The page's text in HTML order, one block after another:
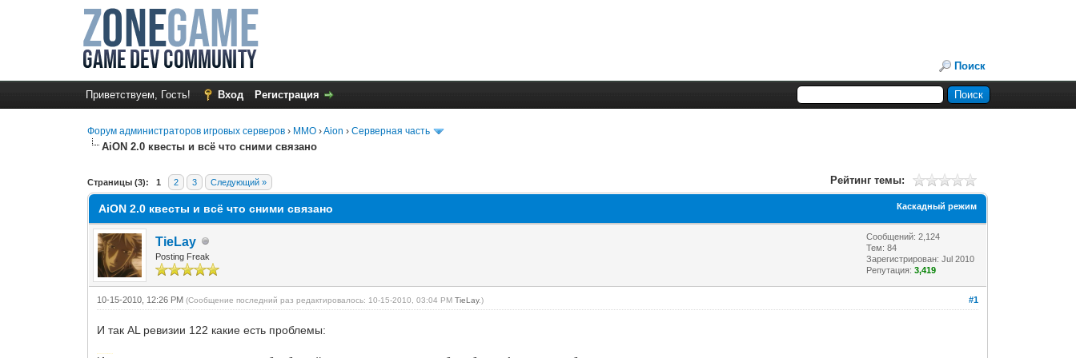
Поиск
Приветствуем, Гость! Вход Регистрация
Форум администраторов игровых серверов › MMO ›Aion ›Серверная часть
AiON 2.0 квесты и всё что сними связано
Страницы (3): 1 2 3 Следующий » Рейтинг темы:
0 Голос(ов) - 0 в среднем
1
2
3
4
5
Каскадный режим
AiON 2.0 квесты и всё что сними связано
TieLay
Posting Freak
Сообщений: 2,124
Тем: 84
Зарегистрирован: Jul 2010
Репутация:3,419
#1
10-15-2010, 12:26 PM(Сообщение последний раз редактировалось: 10-15-2010, 03:04 PMTieLay.)
И так AL ревизии 122 какие есть проблемы: